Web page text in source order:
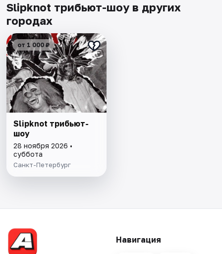
Slipknot трибьют-шоу в других
городах
от 1 000 ₽
Slipknot трибьют-
шоу
28 ноября 2026 •
суббота
Санкт-Петербург
Навигация